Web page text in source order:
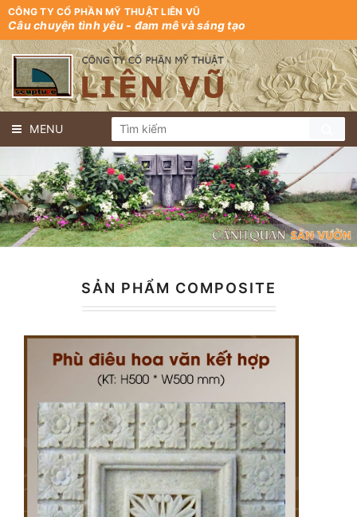
CÔNG TY CỔ PHẦN MỸ THUẬT LIÊN VŨ
Câu chuyện tình yêu - đam mê và sáng tạo
MENU
SẢN PHẨM COMPOSITE